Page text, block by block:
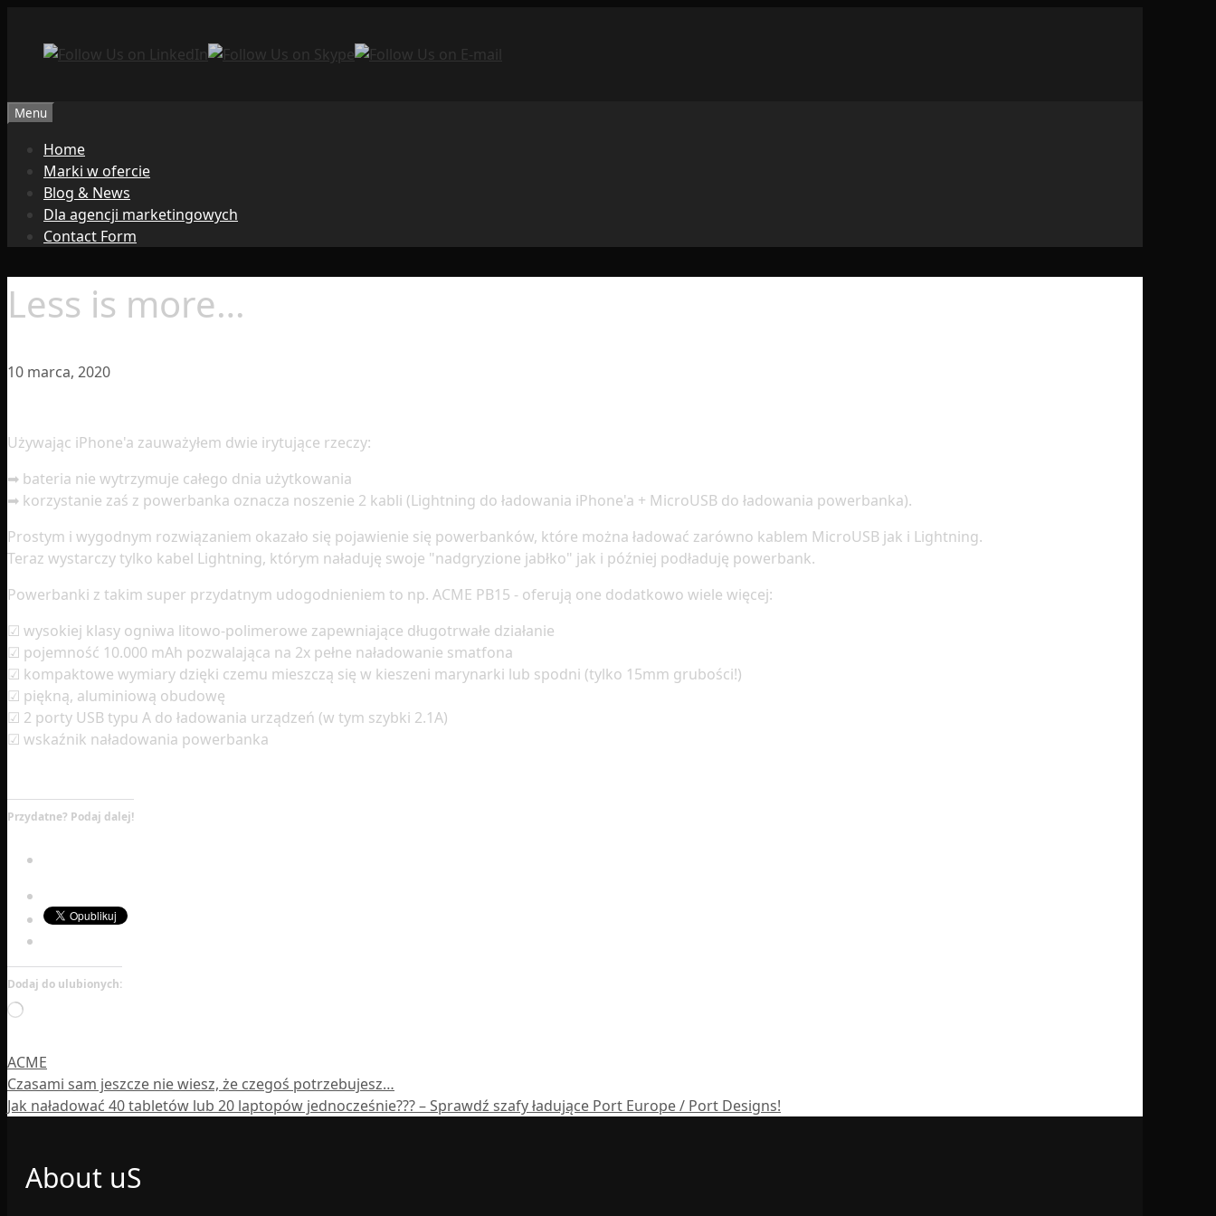
treści
Menu
Home
Marki w ofercie
Blog & News
Dla agencji marketingowych
Contact Form
Less is more…
10 marca, 2020
Używając iPhone'a zauważyłem dwie irytujące rzeczy:
➡ bateria nie wytrzymuje całego dnia użytkowania
➡ korzystanie zaś z powerbanka oznacza noszenie 2 kabli (Lightning do ładowania iPhone'a + MicroUSB do ładowania powerbanka).
Prostym i wygodnym rozwiązaniem okazało się pojawienie się powerbanków, które można ładować zarówno kablem MicroUSB jak i Lightning.
Teraz wystarczy tylko kabel Lightning, którym naładuję swoje "nadgryzione jabłko" jak i później podładuję powerbank.
Powerbanki z takim super przydatnym udogodnieniem to np. ACME PB15 - oferują one dodatkowo wiele więcej:
☑ wysokiej klasy ogniwa litowo-polimerowe zapewniające długotrwałe działanie
☑ pojemność 10.000 mAh pozwalająca na 2x pełne naładowanie smatfona
☑ kompaktowe wymiary dzięki czemu mieszczą się w kieszeni marynarki lub spodni (tylko 15mm grubości!)
☑ piękną, aluminiową obudowę
☑ 2 porty USB typu A do ładowania urządzeń (w tym szybki 2.1A)
☑ wskaźnik naładowania powerbanka
Przydatne? Podaj dalej!
Dodaj do ulubionych:
Wczytywanie…
Kategorie
ACME
Czasami sam jeszcze nie wiesz, że czegoś potrzebujesz…
Jak naładować 40 tabletów lub 20 laptopów jednocześnie??? – Sprawdź szafy ładujące Port Europe / Port Designs!
About uS